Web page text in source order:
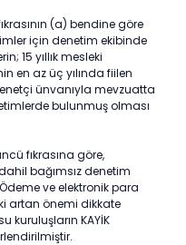
(a) bendine göre
için denetim ekibinde
15 yıllık mesleki
en az üç yılında fiilen
ünvanıyla mevzuatta
bulunmuş olması
fıkrasına göre,
bağımsız denetim
ve elektronik para
artan önemi dikkate
kuruluşların KAYİK